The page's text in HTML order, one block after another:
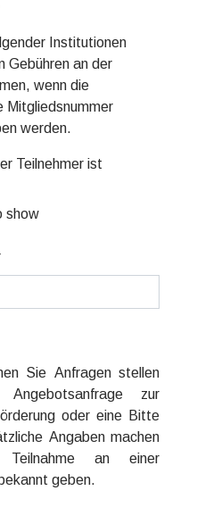
Institutionen
Gebühren an der
wenn die
Mitgliedsnummer
werden.
Teilnehmer ist
show
Sie Anfragen stellen
zur
oder eine Bitte
Angaben machen
an einer
geben.